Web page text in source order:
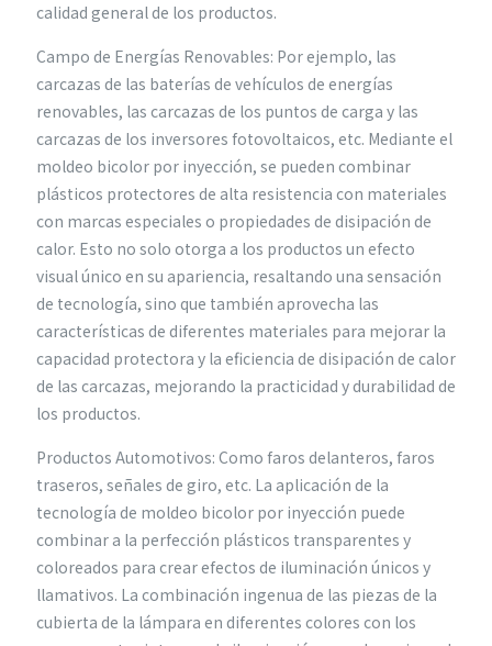
calidad general de los productos.
Campo de Energías Renovables: Por ejemplo, las
carcazas de las baterías de vehículos de energías
renovables, las carcazas de los puntos de carga y las
carcazas de los inversores fotovoltaicos, etc. Mediante el
moldeo bicolor por inyección, se pueden combinar
plásticos protectores de alta resistencia con materiales
con marcas especiales o propiedades de disipación de
calor. Esto no solo otorga a los productos un efecto
visual único en su apariencia, resaltando una sensación
de tecnología, sino que también aprovecha las
características de diferentes materiales para mejorar la
capacidad protectora y la eficiencia de disipación de calor
de las carcazas, mejorando la practicidad y durabilidad de
los productos.
Productos Automotivos: Como faros delanteros, faros
traseros, señales de giro, etc. La aplicación de la
tecnología de moldeo bicolor por inyección puede
combinar a la perfección plásticos transparentes y
coloreados para crear efectos de iluminación únicos y
llamativos. La combinación ingenua de las piezas de la
cubierta de la lámpara en diferentes colores con los